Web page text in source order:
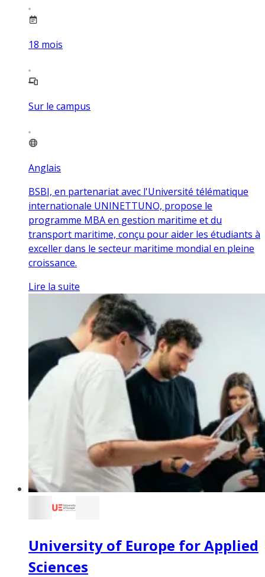
18 mois
Sur le campus
Anglais
BSBI, en partenariat avec l'Université télématique
internationale UNINETTUNO, propose le
programme MBA en gestion maritime et du
transport maritime, conçu pour aider les étudiants à
exceller dans le secteur maritime mondial en pleine
croissance.
Lire la suite
University of Europe for Applied
Sciences